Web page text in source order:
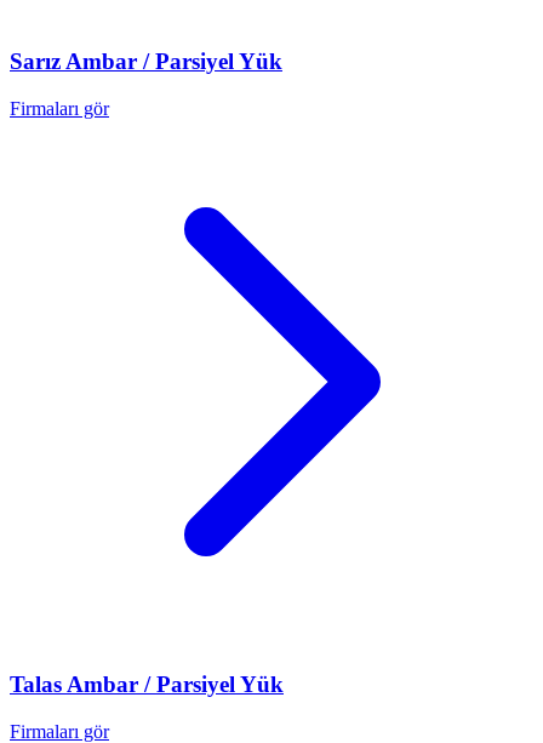
SarızAmbar / Parsiyel Yük
Firmaları gör
Talas Ambar / Parsiyel Yük
Firmaları gör